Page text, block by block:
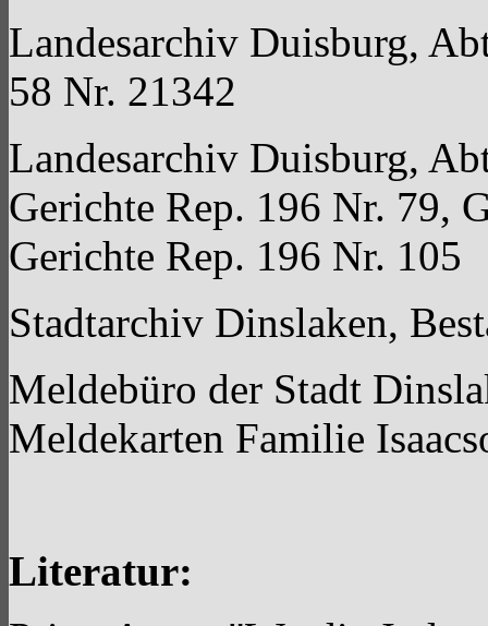
Landesarchiv Duisburg,
58 Nr. 21342
Landesarchiv Duisburg,
Gerichte Rep. 196 Nr. 79,
Gerichte Rep. 196 Nr. 105
Stadtarchiv Dinslaken,
Meldebüro der Stadt
Meldekarten Familie
Literatur: